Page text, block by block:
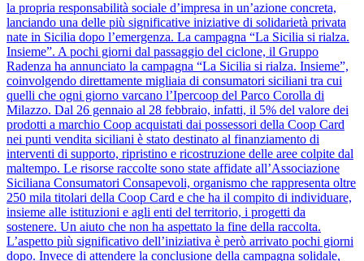
la propria responsabilità sociale d’impresa in un’azione concreta,
lanciando una delle più significative iniziative di solidarietà privata
nate in Sicilia dopo l’emergenza. La campagna “La Sicilia si rialza.
Insieme”. A pochi giorni dal passaggio del ciclone, il Gruppo
Radenza ha annunciato la campagna “La Sicilia si rialza. Insieme”,
coinvolgendo direttamente migliaia di consumatori siciliani tra cui
quelli che ogni giorno varcano l’Ipercoop del Parco Corolla di
Milazzo. Dal 26 gennaio al 28 febbraio, infatti, il 5% del valore dei
prodotti a marchio Coop acquistati dai possessori della Coop Card
nei punti vendita siciliani è stato destinato al finanziamento di
interventi di supporto, ripristino e ricostruzione delle aree colpite dal
maltempo. Le risorse raccolte sono state affidate all’Associazione
Siciliana Consumatori Consapevoli, organismo che rappresenta oltre
250 mila titolari della Coop Card e che ha il compito di individuare,
insieme alle istituzioni e agli enti del territorio, i progetti da
sostenere. Un aiuto che non ha aspettato la fine della raccolta.
L’aspetto più significativo dell’iniziativa è però arrivato pochi giorni
dopo. Invece di attendere la conclusione della campagna solidale,